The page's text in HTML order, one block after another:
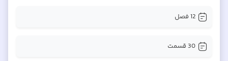
12 فصل
30 قسمت